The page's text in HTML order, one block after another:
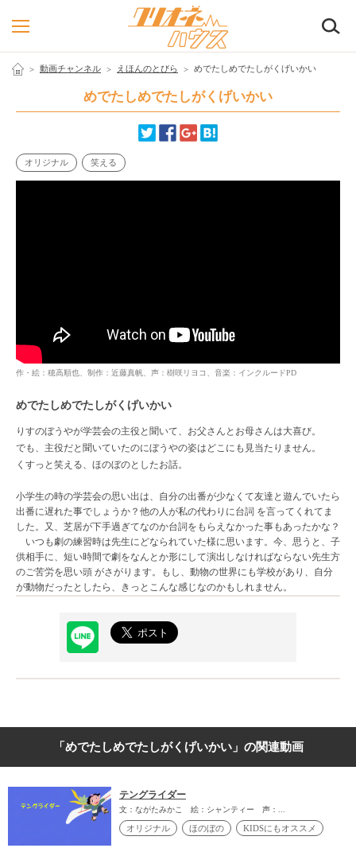
動画チャンネル えほんのとびら めでたしめでたしがくげいかい
めでたしめでたしがくげいかい
オリジナル 笑える
作・絵：穂高順也、制作：近藤真帆、声：樹咲リヨコ、音楽：インクルードPD
めでたしめでたしがくげいかい
りすのぼうやが学芸会の主役と聞いて、お父さんとお母さんは大喜び。
でも、主役だと聞いていたのにぼうやの姿はどこにも見当たりません。
くすっと笑える、ほのぼのとしたお話。
小学生の時の学芸会の思い出は、自分の出番が少なくて友達と遊んでいたら
出番に遅れた事でしょうか？他の人が私の代わりに台詞 を言ってくれてま
した。又、芝居が下手過ぎてなのか台詞をもらえなかった事もあったかな？
いつも劇の練習時は先生にどなられていた様に思います。今、思うと、子
供相手に、短い時間で劇をなんとか形にして演出しなければならない先生方
のご苦労を思い頭 がさがります。もし、動物の世界にも学校があり、自分
が動物だったとしたら、きっとこんな感じなのかもしれません。
「めでたしめでたしがくげいかい」の関連動画
テングライダー
文：ながたみかこ 絵：シャンティー 声：...
オリジナル ほのぼの KIDSにもオススメ